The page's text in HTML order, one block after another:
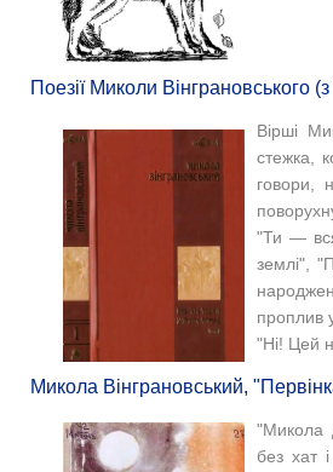
Поезії Миколи Вінграновського
Вірші
стежка,
говори,
"Ти —
землі",
проплив
"Ні! Цей
Микола Вінграновський,
"Микола
без хат